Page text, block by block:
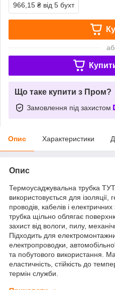
966,15 ₴ від 5 бухт
Що таке купити з Пром?
Замовлення під захистом
Опис Характеристики
Опис
Термоусаджувальна трубка
використовується для ізоляції,
проводів, кабелів і
трубка щільно облягає
захист від вологи, пилу,
Підходить для
електропроводки,
та побутового використання.
еластичність, стійкість до
термін служби.